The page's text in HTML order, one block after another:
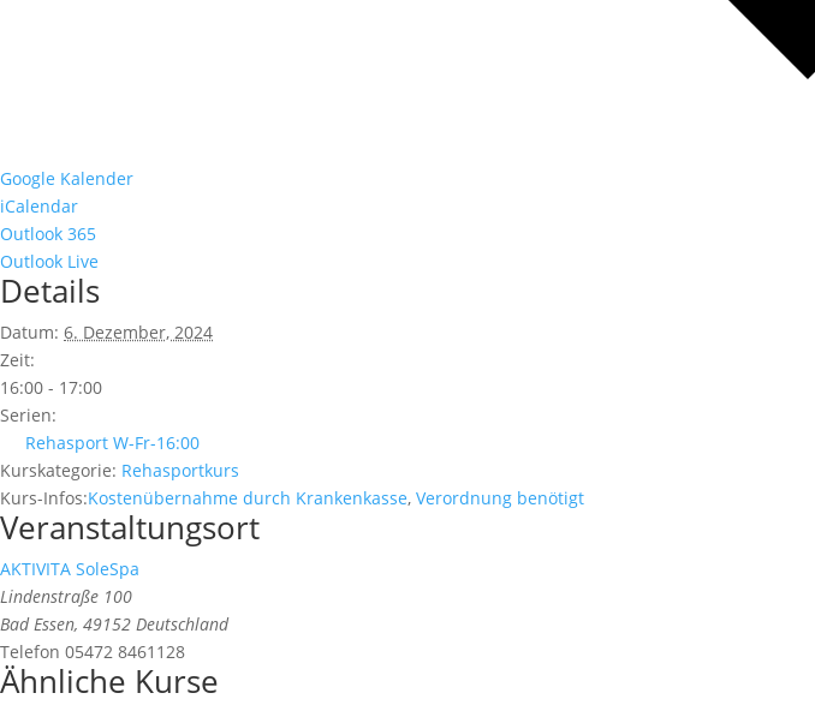
Google Kalender
iCalendar
Outlook 365
Outlook Live
Details
Datum: 6. Dezember, 2024
Zeit:
16:00 - 17:00
Serien:
Rehasport W-Fr-16:00
Kurskategorie: Rehasportkurs
Kurs-Infos:Kostenübernahme durch Krankenkasse, Verordnung benötigt
Veranstaltungsort
AKTIVITA SoleSpa
Lindenstraße 100
Bad Essen, 49152 Deutschland
Telefon 05472 8461128
Ähnliche Kurse